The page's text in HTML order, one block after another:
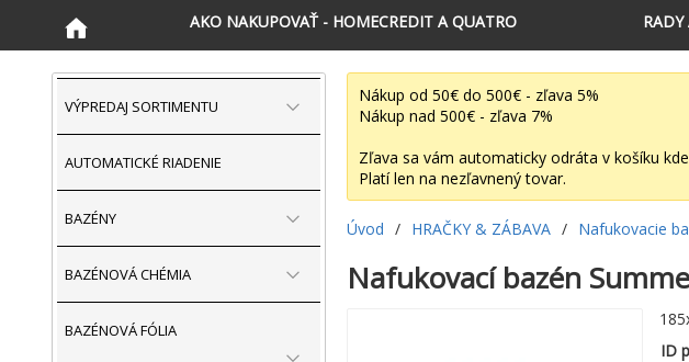
AKO NAKUPOVAŤ - HOMECREDIT A QUATRO RADY
VÝPREDAJ SORTIMENTU
AUTOMATICKÉ RIADENIE
BAZÉNY
BAZÉNOVÁ CHÉMIA
BAZÉNOVÁ FÓLIA
Nákup od 50€ do 500€ - zľava 5%
Nákup nad 500€ - zľava 7%
Zľava sa vám automaticky odráta v košíku
Platí len na nezľavnený tovar.
Úvod / HRAČKY & ZÁBAVA / Nafukovacie
Nafukovací bazén
ID